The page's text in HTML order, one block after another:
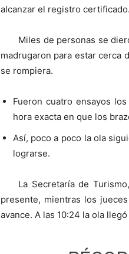
alcanzar el registro certificado.
Miles de personas se
madrugaron para estar cerca
se rompiera.
Fueron cuatro ensayos
hora exacta en que los
Así, poco a poco la ola
lograrse.
La Secretaría de
presente, mientras los
avance. A las 10:24 la ola